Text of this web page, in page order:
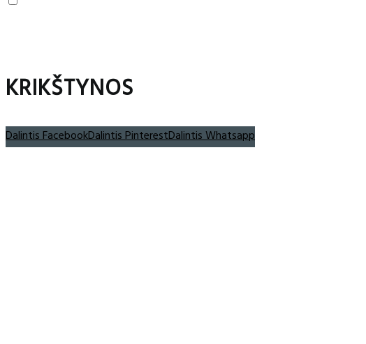
KRIKŠTYNOS
Dalintis FacebookDalintis PinterestDalintis Whatsapp